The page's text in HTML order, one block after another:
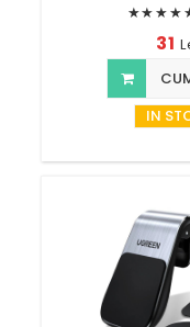
★★★★
31
IN